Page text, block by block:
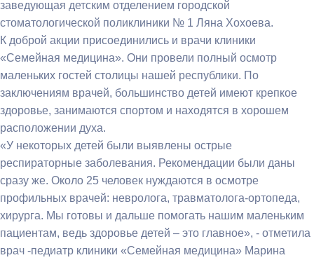
заведующая детским отделением городской
стоматологической поликлиники № 1 Ляна Хохоева.
К доброй акции присоединились и врачи клиники
«Семейная медицина». Они провели полный осмотр
маленьких гостей столицы нашей республики. По
заключениям врачей, большинство детей имеют крепкое
здоровье, занимаются спортом и находятся в хорошем
расположении духа.
«У некоторых детей были выявлены острые
респираторные заболевания. Рекомендации были даны
сразу же. Около 25 человек нуждаются в осмотре
профильных врачей: невролога, травматолога-ортопеда,
хирурга. Мы готовы и дальше помогать нашим маленьким
пациентам, ведь здоровье детей – это главное», - отметила
врач -педиатр клиники «Семейная медицина» Марина